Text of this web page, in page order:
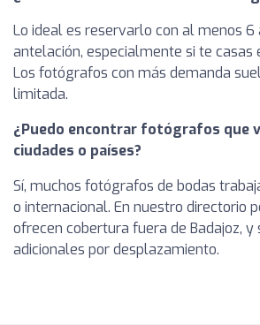
Lo ideal es reservarlo con al menos 6
antelación, especialmente si te casas
Los fotógrafos con más demanda
limitada.
¿Puedo encontrar fotógrafos que
ciudades o países?
Sí, muchos fotógrafos de bodas
o internacional. En nuestro directorio
ofrecen cobertura fuera de Badajoz, y
adicionales por desplazamiento.